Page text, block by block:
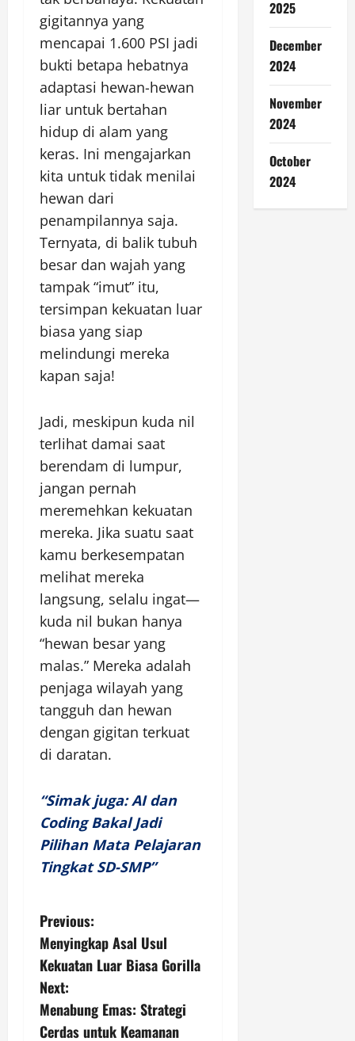
gigitannya yang
mencapai 1.600 PSI jadi
bukti betapa hebatnya
adaptasi hewan-hewan
liar untuk bertahan
hidup di alam yang
keras. Ini mengajarkan
kita untuk tidak menilai
hewan dari
penampilannya saja.
Ternyata, di balik tubuh
besar dan wajah yang
tampak “imut” itu,
tersimpan kekuatan luar
biasa yang siap
melindungi mereka
kapan saja!
Jadi, meskipun kuda nil
terlihat damai saat
berendam di lumpur,
jangan pernah
meremehkan kekuatan
mereka. Jika suatu saat
kamu berkesempatan
melihat mereka
langsung, selalu ingat—
kuda nil bukan hanya
“hewan besar yang
malas.” Mereka adalah
penjaga wilayah yang
tangguh dan hewan
dengan gigitan terkuat
di daratan.
“Simak juga: AI dan
Coding Bakal Jadi
Pilihan Mata Pelajaran
Tingkat SD-SMP”
P
o
s
t
Previous:
Menyingkap Asal Usul
Kekuatan Luar Biasa Gorilla
Next:
Menabung Emas: Strategi
Cerdas untuk Keamanan
2025
December
2024
November
2024
October
2024